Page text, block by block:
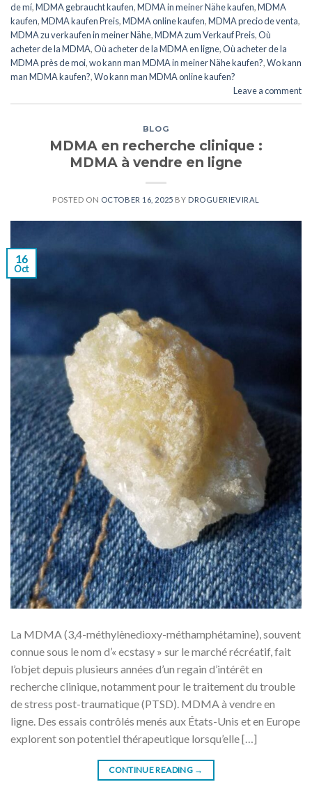
de mí,MDMA gebraucht kaufen,MDMA in meiner Nähe kaufen,MDMA
kaufen,MDMA kaufen Preis,MDMA online kaufen,MDMA precio de venta,
MDMA zu verkaufen in meiner Nähe,MDMA zum Verkauf Preis,Où
acheter de la MDMA,Où acheter de la MDMA en ligne,Où acheter de la
MDMA près de moi,wo kann man MDMA in meiner Nähe kaufen?,Wo kann
man MDMA kaufen?,Wo kann man MDMA online kaufen?
Leave a comment
BLOG
MDMA en recherche clinique :
MDMA à vendre en ligne
POSTED ON OCTOBER 16, 2025 BY DROGUERIEVIRAL
16
Oct
La MDMA (3,4-méthylènedioxy-méthamphétamine), souvent
connue sous le nom d’« ecstasy » sur le marché récréatif, fait
l’objet depuis plusieurs années d’un regain d’intérêt en
recherche clinique, notamment pour le traitement du trouble
de stress post-traumatique (PTSD). MDMA à vendre en
ligne. Des essais contrôlés menés aux États-Unis et en Europe
explorent son potentiel thérapeutique lorsqu’elle […]
CONTINUE READING →